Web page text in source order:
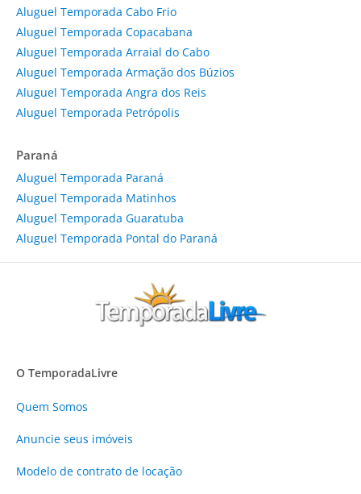
Aluguel Temporada Cabo Frio
Aluguel Temporada Copacabana
Aluguel Temporada Arraial do Cabo
Aluguel Temporada Armação dos Búzios
Aluguel Temporada Angra dos Reis
Aluguel Temporada Petrópolis
Paraná
Aluguel Temporada Paraná
Aluguel Temporada Matinhos
Aluguel Temporada Guaratuba
Aluguel Temporada Pontal do Paraná
O TemporadaLivre
Quem Somos
Anuncie seus imóveis
Modelo de contrato de locação